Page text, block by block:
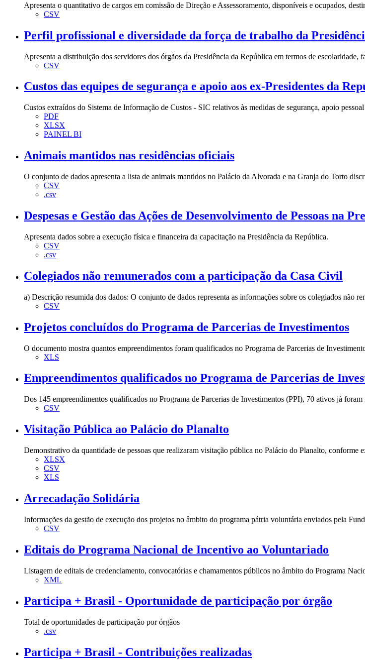
Apresenta o quantitativo de cargos em comissão de Direção e Assessoramento, disponíveis e ocupados,
CSV
Perfil profissional e diversidade da força de trabalho da
Apresenta a distribuição dos servidores dos órgãos da Presidência da República em termos de escolaridade,
CSV
Custos das equipes de segurança e apoio aos ex-Presidentes da
Custos extraídos do Sistema de Informação de Custos - SIC relativos às medidas de segurança, apoio
PDF
XLSX
PAINEL BI
Animais mantidos nas residências oficiais
O conjunto de dados apresenta a lista de animais mantidos no Palácio da Alvorada e na Granja do Torto
CSV
.csv
Despesas e Gestão das Ações de Desenvolvimento de Pessoas na
Apresenta dados sobre a execução física e financeira da capacitação na Presidência da República.
CSV
.csv
Colegiados não remunerados com a participação da Casa Civil
a) Descrição resumida dos dados: O conjunto de dados representa as informações sobre os colegiados não
CSV
Projetos concluídos do Programa de Parcerias de Investimentos
O documento mostra quantos empreendimentos foram qualificados no Programa de Parcerias de
XLS
Empreendimentos qualificados no Programa de Parcerias de
Dos 145 empreendimentos qualificados no Programa de Parcerias de Investimentos (PPI), 70 ativos já
CSV
Visitação Pública ao Palácio do Planalto
Demonstrativo da quantidade de pessoas que realizaram visitação pública no Palácio do Planalto, conforme
XLSX
CSV
XLS
Arrecadação Solidária
Informações da gestão de execução dos projetos no âmbito do programa pátria voluntária enviados pela
CSV
Editais do Programa Nacional de Incentivo ao Voluntariado
Listagem de editais de credenciamento, convocatórias e chamamentos públicos no âmbito do Programa
XML
Participa + Brasil - Oportunidade de participação por órgão
Total de oportunidades de participação por órgãos
.csv
Participa + Brasil - Contribuições realizadas